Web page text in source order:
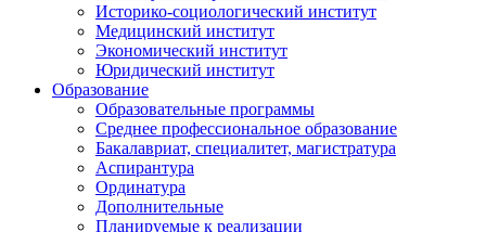
Историко-социологический институт
Медицинский институт
Экономический институт
Юридический институт
Образование
Образовательные программы
Среднее профессиональное образование
Бакалавриат, специалитет, магистратура
Аспирантура
Ординатура
Дополнительные
Планируемые к реализации